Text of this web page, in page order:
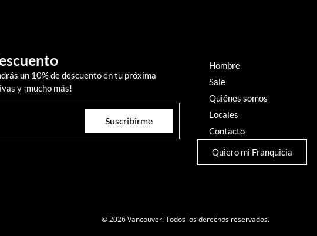
un 10% de descuento en tu próxima
y ¡mucho más!
Suscribirme
Hombre
Sale
Quiénes somos
Locales
Contacto
Quiero mi Franquicia
© 2026 Vancouver. Todos los derechos reservados.